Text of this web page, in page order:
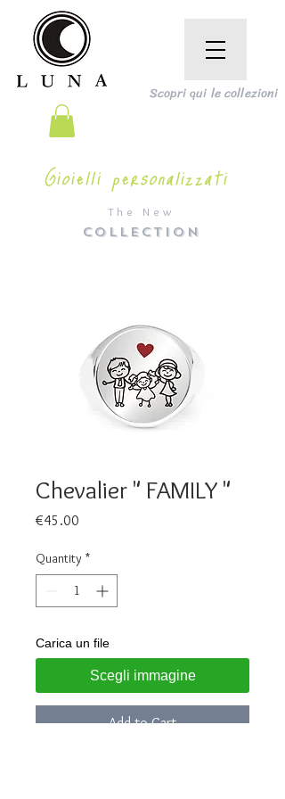
The New
COLLECTION
Scopri qui le collezioni
Gioielli personalizzati
Chevalier " FAMILY "
€45.00
Quantity *
Carica un file
Scegli immagine
Add to Cart